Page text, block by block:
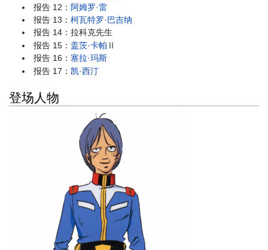
报告 12： 阿姆罗·雷
报告 13：柯瓦特罗·巴吉纳
报告 14：拉科克先生
报告 15：盖茨·卡帕 Ⅱ
报告 16：塞拉·玛斯
报告 17：凯·西汀
登场人物